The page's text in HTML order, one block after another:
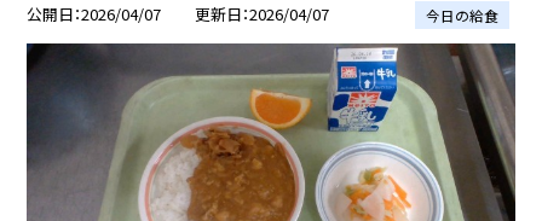
公開日 2026/04/07 更新日 2026/04/07 今日の給食